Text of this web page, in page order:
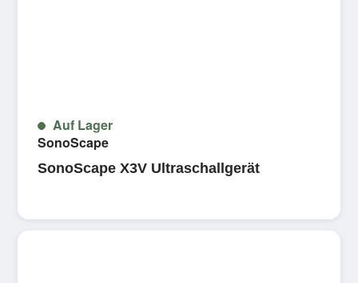
Auf Lager
SonoScape
SonoScape X3V Ultraschallgerät